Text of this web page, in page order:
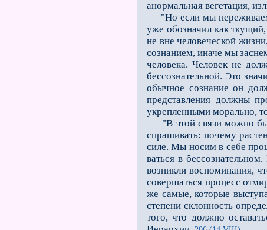
анормальная вегета­ция,
"Но если мы переживаем
уже обозначил как
не вне человеческой
сознанием, иначе мы
человека. Человек не
бессознательной. Это
обычное сознание он
представления должны
укрепленными морально,
"В этой связи можно
спрашивать: почему
силе. Мы носим в себе
ваться в
возникли воспоминания,
совершаться процесс
же самые, которые
степени склонность
того, что должно